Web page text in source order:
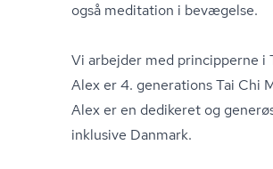
også meditation i bevægelse.
Vi arbejder med principperne i
Alex er 4. generations Tai Chi
Alex er en dedikeret og
inklusive Danmark.